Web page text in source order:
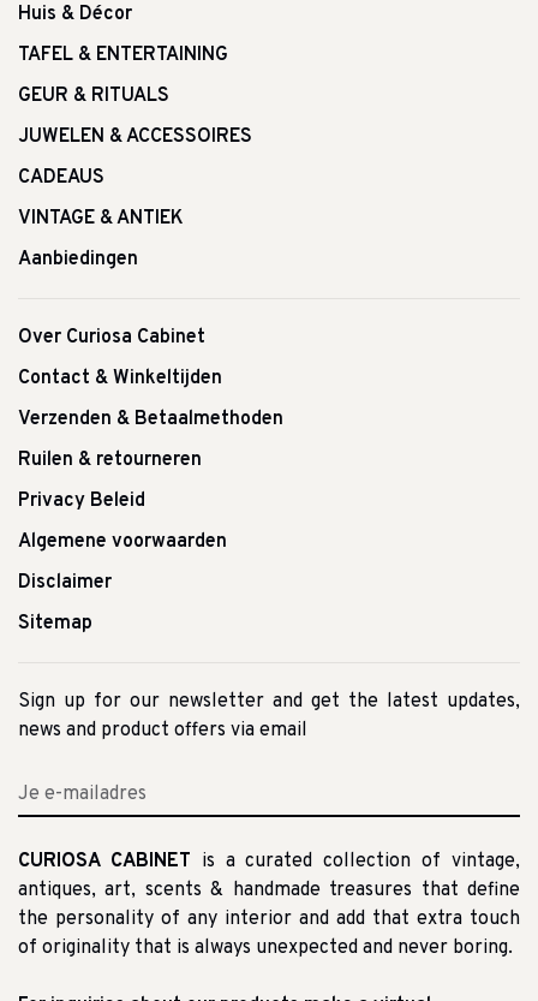
Huis & Décor
TAFEL & ENTERTAINING
GEUR & RITUALS
JUWELEN & ACCESSOIRES
CADEAUS
VINTAGE & ANTIEK
Aanbiedingen
Over Curiosa Cabinet
Contact & Winkeltijden
Verzenden & Betaalmethoden
Ruilen & retourneren
Privacy Beleid
Algemene voorwaarden
Disclaimer
Sitemap
Sign up for our newsletter and get the latest updates,
news and product offers via email
CURIOSA CABINET is a curated collection of vintage,
antiques, art, scents & handmade treasures that define
the personality of any interior and add that extra touch
of originality that is always unexpected and never boring.